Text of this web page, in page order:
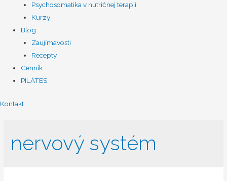
Psychosomatika v nutričnej terapii
Kurzy
Blog
Zaujímavosti
Recepty
Cenník
PILÁTES
Kontakt
nervový systém